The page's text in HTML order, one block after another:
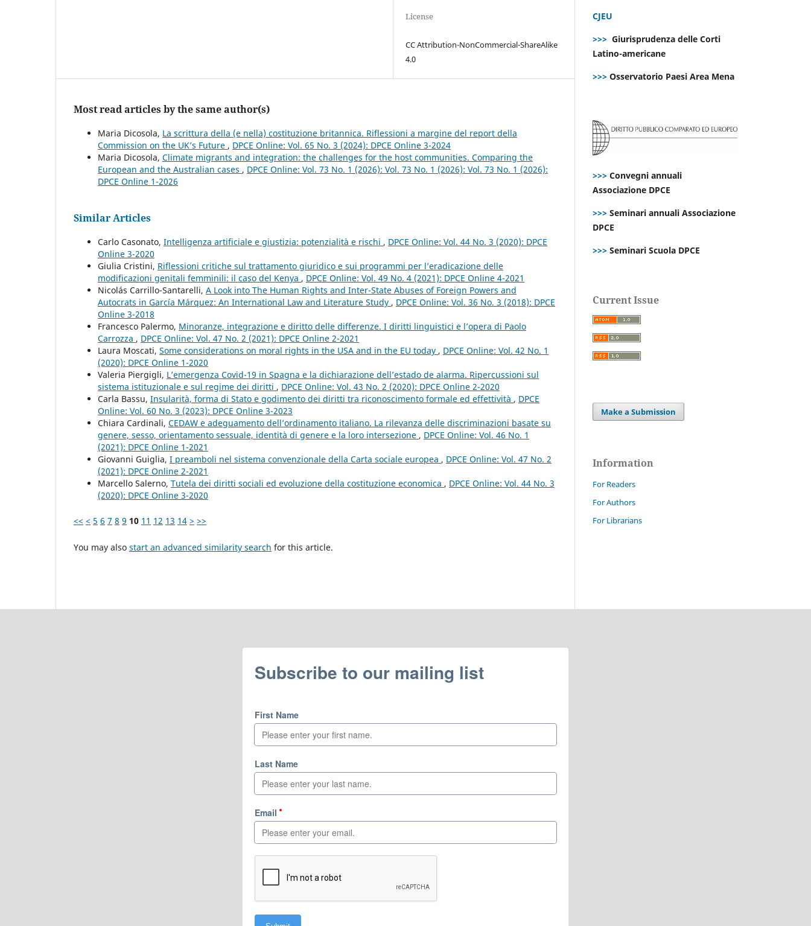
License
CC Attribution-NonCommercial-ShareAlike
4.0
Most read articles by the same author(s)
Maria Dicosola, La scrittura della (e nella) costituzione britannica. Riflessioni a margine del report della
Commission on the UK’s Future , DPCE Online: Vol. 65 No. 3 (2024): DPCE Online 3-2024
Maria Dicosola, Climate migrants and integration: the challenges for the host communities. Comparing the
European and the Australian cases , DPCE Online: Vol. 73 No. 1 (2026): Vol. 73 No. 1 (2026): Vol. 73 No. 1 (2026):
DPCE Online 1-2026
Similar Articles
Carlo Casonato, Intelligenza artificiale e giustizia: potenzialità e rischi , DPCE Online: Vol. 44 No. 3 (2020): DPCE
Online 3-2020
Giulia Cristini, Riflessioni critiche sul trattamento giuridico e sui programmi per l’eradicazione delle
modificazioni genitali femminili: il caso del Kenya , DPCE Online: Vol. 49 No. 4 (2021): DPCE Online 4-2021
Nicolás Carrillo-Santarelli, A Look into The Human Rights and Inter-State Abuses of Foreign Powers and
Autocrats in García Márquez: An International Law and Literature Study , DPCE Online: Vol. 36 No. 3 (2018): DPCE
Online 3-2018
Francesco Palermo, Minoranze, integrazione e diritto delle differenze. I diritti linguistici e l’opera di Paolo
Carrozza , DPCE Online: Vol. 47 No. 2 (2021): DPCE Online 2-2021
Laura Moscati, Some considerations on moral rights in the USA and in the EU today , DPCE Online: Vol. 42 No. 1
(2020): DPCE Online 1-2020
Valeria Piergigli, L’emergenza Covid-19 in Spagna e la dichiarazione dell’estado de alarma. Ripercussioni sul
sistema istituzionale e sul regime dei diritti , DPCE Online: Vol. 43 No. 2 (2020): DPCE Online 2-2020
Carla Bassu, Insularità, forma di Stato e godimento dei diritti tra riconoscimento formale ed effettività , DPCE
Online: Vol. 60 No. 3 (2023): DPCE Online 3-2023
Chiara Cardinali, CEDAW e adeguamento dell’ordinamento italiano. La rilevanza delle discriminazioni basate su
genere, sesso, orientamento sessuale, identità di genere e la loro intersezione , DPCE Online: Vol. 46 No. 1
(2021): DPCE Online 1-2021
Giovanni Guiglia, I preamboli nel sistema convenzionale della Carta sociale europea , DPCE Online: Vol. 47 No. 2
(2021): DPCE Online 2-2021
Marcello Salerno, Tutela dei diritti sociali ed evoluzione della costituzione economica , DPCE Online: Vol. 44 No. 3
(2020): DPCE Online 3-2020
<< < 5 6 7 8 9 10 11 12 13 14 > >>
You may also start an advanced similarity search for this article.
CJEU
>>> Giurisprudenza delle Corti
Latino-americane
>>> Osservatorio Paesi Area Mena
>>> Convegni annuali
Associazione DPCE
>>> Seminari annuali Associazione
DPCE
>>> Seminari Scuola DPCE
Current Issue
Make a Submission
Information
For Readers
For Authors
For Librarians